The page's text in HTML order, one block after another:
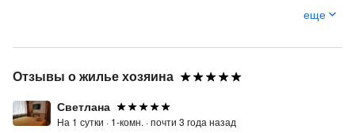
еще
Отзывы о жилье хозяина
Светлана
На 1 сутки · 1-комн. ·почти 3 года назад